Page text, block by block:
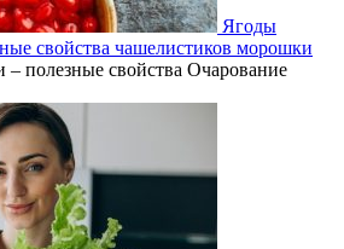
Ягоды
свойства чашелистиков морошки
полезные свойства Очарование